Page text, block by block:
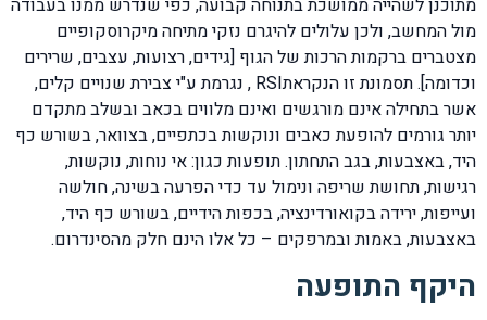
מתוכנן לשהייה ממושכת בתנוחה קבועה, כפי שנדרש ממנו בעבודה
מול המחשב, ולכן עלולים להיגרם נזקי מתיחה מיקרוסקופיים
מצטברים ברקמות הרכות של הגוף [גידים, רצועות, עצבים, שרירים
וכדומה]. תסמונת זו הנקראתRSI , נגרמת ע"י צבירת שנויים קלים,
אשר בתחילה אינם מורגשים ואינם מלווים בכאב ובשלב מתקדם
יותר גורמים להופעת כאבים ונוקשות בכתפיים, בצוואר, בשורש כף
היד, באצבעות, בגב התחתון. תופעות כגון: אי נוחות, נוקשות,
רגישות, תחושת שריפה ונימול עד כדי הפרעה בשינה, חולשה
ועייפות, ירידה בקואורדינציה, בכפות הידיים, בשורש כף היד,
באצבעות, באמות ובמרפקים – כל אלו הינם חלק מהסינדרום.
היקף התופעה